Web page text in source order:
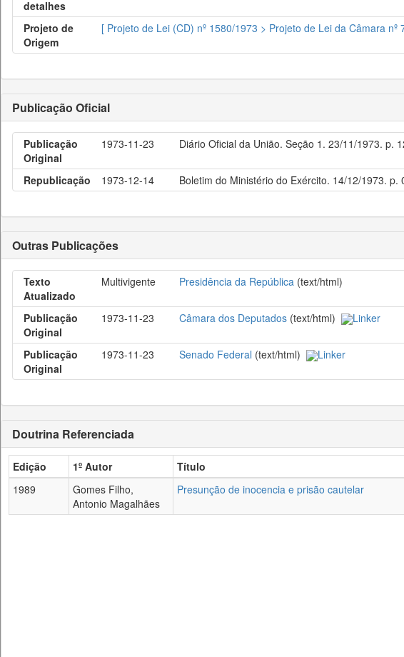
detalhes
Projeto de
Origem
[ Projeto de Lei (CD) nº 1580/1973 > Projeto de Lei da Câmara
Publicação Oficial
Publicação
Original
1973-11-23 Diário Oficial da União. Seção 1. 23/11/1973. p.
Republicação 1973-12-14 Boletim do Ministério do Exército. 14/12/1973. p.
Outras Publicações
Texto
Atualizado
Multivigente Presidência da República (text/html)
Publicação
Original
1973-11-23 Câmara dos Deputados (text/html) Linker
Publicação
Original
1973-11-23 Senado Federal (text/html) Linker
Doutrina Referenciada
Edição 1º Autor Título
1989
Gomes Filho,
Antonio Magalhães
Presunção de inocencia e prisão cautelar